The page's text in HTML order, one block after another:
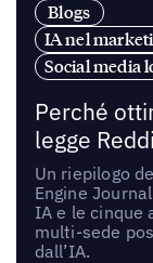
Blogs
IA nel
Social media
Perché
legge
Un riepilogo
Engine
IA e le cinque
multi-sede
dall’IA.